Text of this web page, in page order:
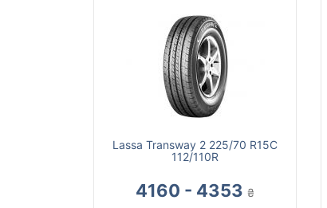
Lassa Transway 2 225/70 R15C
112/110R
4160 - 4353 ₴